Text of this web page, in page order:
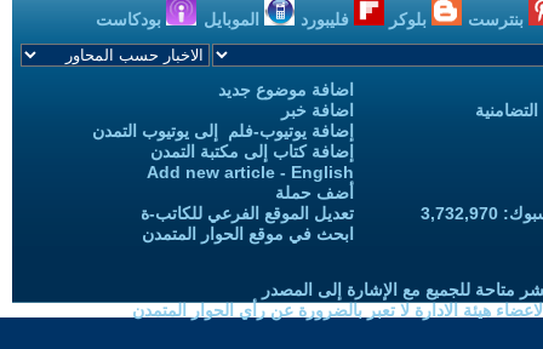
بنترست بلوكر فليبورد الموبايل بودكاست
اضافة موضوع جديد
اضافة خبر
إضافة يوتيوب-فلم إلى يوتيوب التمدن
إضافة كتاب إلى مكتبة التمدن
Add new article - English
أضف حملة
تعديل الموقع الفرعي للكاتب-ة
ابحث في موقع الحوار المتمدن
متاحة للجميع مع الإشارة إلى المصدر
هيئة الادارة لا تعبر بالضرورة عن رأي الحوار المتمدن